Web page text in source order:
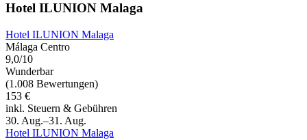
Hotel ILUNION Malaga
Hotel ILUNION Malaga
Málaga Centro
9,0/10
Wunderbar
(1.008 Bewertungen)
153 €
inkl. Steuern & Gebühren
30. Aug.–31. Aug.
Hotel ILUNION Malaga